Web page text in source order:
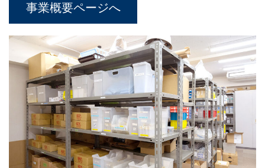
事業概要ページへ